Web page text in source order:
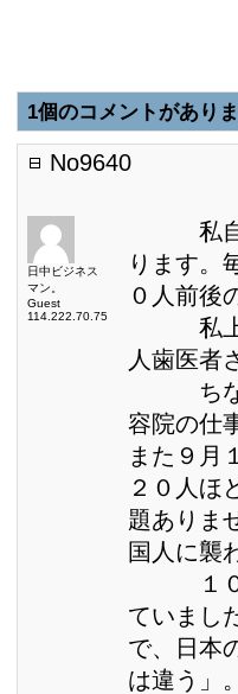
1個のコメントがあり
No9640
日中ビジネス
マン。
Guest
114.222.70.75
私自身
ります。
０人前後
私上海
人歯医者
ちなみ
容院の仕
また９月
２０人ほ
題ありま
国人に襲
１０月
ていまし
で、日本
は違う」。